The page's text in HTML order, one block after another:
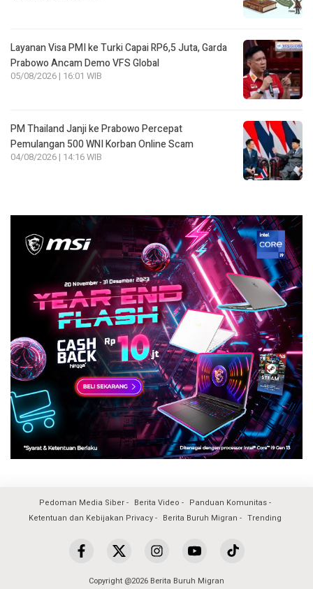
Layanan Visa PMI ke Turki Capai RP6,5 Juta, Garda
Prabowo Ancam Demo VFS Global
05/08/2026 | 16:01 WIB
PM Thailand Janji ke Prabowo Percepat
Pemulangan 500 WNI Korban Online Scam
04/08/2026 | 14:16 WIB
Pedoman Media Siber Berita Video
Panduan Komunitas
Ketentuan dan Kebijakan Privacy
Berita Buruh Migran Trending
Copyright @2026 Berita Buruh Migran